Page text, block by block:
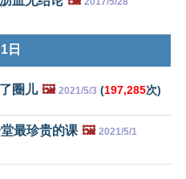
日
圈儿 🖼️ 2021/5/3 (197,285次)
最珍贵的课 🖼️ 2021/5/1